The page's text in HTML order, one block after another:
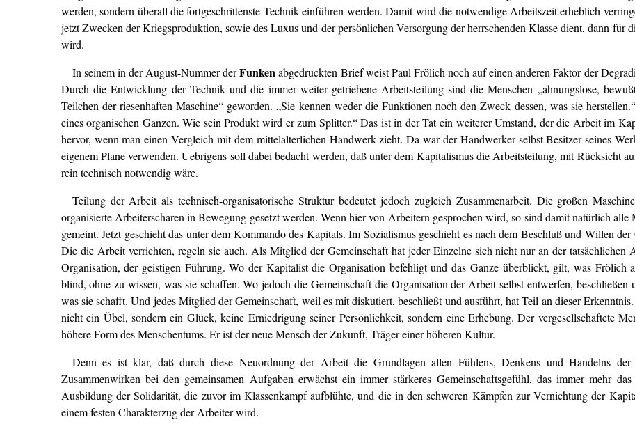
werden, sondern überall die fortgeschrittenste Technik einführen werden. Damit wird die notwendige Arbeitszeit erheblich
jetzt Zwecken der Kriegsproduktion, sowie des Luxus und der persönlichen Versorgung der herrschenden Klasse dient, dann für
wird.
In seinem in der August-Nummer derFunkenabgedruckten Brief weist Paul Frölich noch auf einen anderen Faktor der
Durch die Entwicklung der Technik und die immer weiter getriebene Arbeitsteilung sind die Menschen „ahnungslose,
Teilchen der riesenhaften Maschine“ geworden. „Sie kennen weder die Funktionen noch den Zweck dessen, was sie
eines organischen Ganzen. Wie sein Produkt wird er zum Splitter.“ Das ist in der Tat ein weiterer Umstand, der die Arbeit im
hervor, wenn man einen Vergleich mit dem mittelalterlichen Handwerk zieht. Da war der Handwerker selbst Besitzer seines
eigenem Plane verwenden. Uebrigens soll dabei bedacht werden, daß unter dem Kapitalismus die Arbeitsteilung, mit Rücksicht
rein technisch notwendig wäre.
Teilung der Arbeit als technisch-organisatorische Struktur bedeutet jedoch zugleich Zusammenarbeit. Die großen
organisierte Arbeiterscharen in Bewegung gesetzt werden. Wenn hier von Arbeitern gesprochen wird, so sind damit natürlich
gemeint. Jetzt geschieht das unter dem Kommando des Kapitals. Im Sozialismus geschieht es nach dem Beschluß und Willen
Die die Arbeit verrichten, regeln sie auch. Als Mitglied der Gemeinschaft hat jeder Einzelne sich nicht nur an der tatsächlichen
Organisation, der geistigen Führung. Wo der Kapitalist die Organisation befehligt und das Ganze überblickt, gilt, was Frölich
blind, ohne zu wissen, was sie schaffen. Wo jedoch die Gemeinschaft die Organisation der Arbeit selbst entwerfen,
was sie schafft. Und jedes Mitglied der Gemeinschaft, weil es mit diskutiert, beschließt und ausführt, hat Teil an dieser
nicht ein Übel, sondern ein Glück, keine Erniedrigung seiner Persönlichkeit, sondern eine Erhebung. Der vergesellschaftete
höhere Form des Menschentums. Er ist der neue Mensch der Zukunft, Träger einer höheren Kultur.
Denn es ist klar, daß durch diese Neuordnung der Arbeit die Grundlagen allen Fühlens, Denkens und Handelns
Zusammenwirken bei den gemeinsamen Aufgaben erwächst ein immer stärkeres Gemeinschaftsgefühl, das immer mehr
Ausbildung der Solidarität, die zuvor im Klassenkampf aufblühte, und die in den schweren Kämpfen zur Vernichtung der
einem festen Charakterzug der Arbeiter wird.